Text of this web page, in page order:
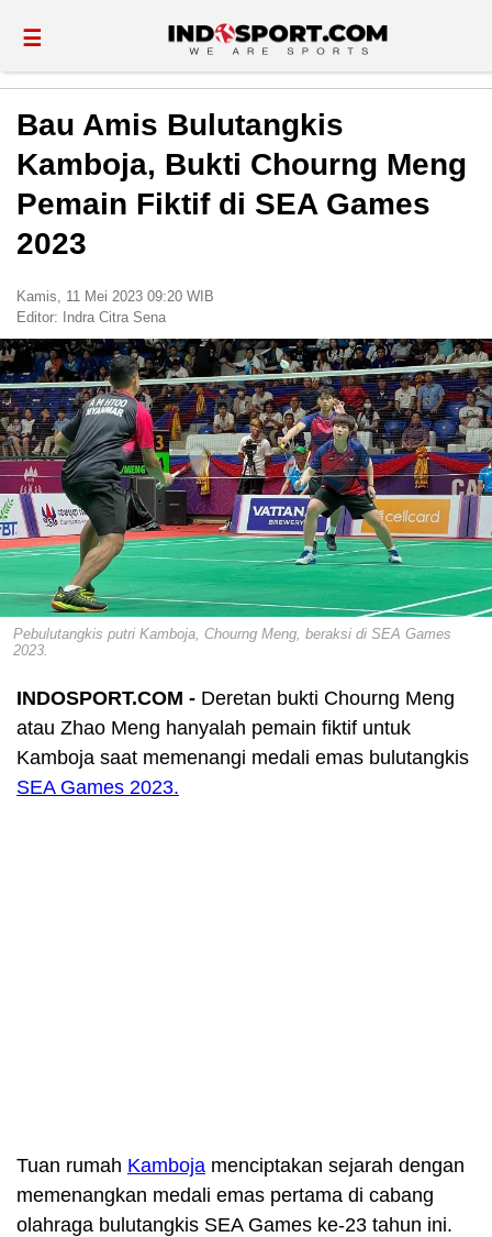
☰
Bau Amis Bulutangkis
Kamboja, Bukti Chourng Meng
Pemain Fiktif di SEA Games
2023
Kamis, 11 Mei 2023 09:20 WIB
Editor:
Indra Citra Sena
Pebulutangkis putri Kamboja, Chourng Meng, beraksi di SEA Games
2023.
INDOSPORT.COM - Deretan bukti Chourng Meng
atau Zhao Meng hanyalah pemain fiktif untuk
Kamboja saat memenangi medali emas bulutangkis
SEA Games 2023.
Tuan rumah Kamboja menciptakan sejarah dengan
memenangkan medali emas pertama di cabang
olahraga bulutangkis SEA Games ke-23 tahun ini.